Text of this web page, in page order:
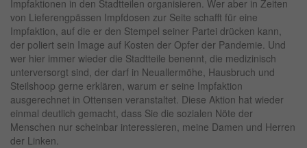
Impfaktionen in den Stadtteilen organisieren. Wer aber in Zeiten
von Lieferengpässen Impfdosen zur Seite schafft für eine
Impfaktion, auf die er den Stempel seiner Partei drücken kann,
der poliert sein Image auf Kosten der Opfer der Pandemie. Und
wer hier immer wieder die Stadtteile benennt, die medizinisch
unterversorgt sind, der darf in Neuallermöhe, Hausbruch und
Steilshoop gerne erklären, warum er seine Impfaktion
ausgerechnet in Ottensen veranstaltet. Diese Aktion hat wieder
einmal deutlich gemacht, dass Sie die sozialen Nöte der
Menschen nur scheinbar interessieren, meine Damen und Herren
der Linken.